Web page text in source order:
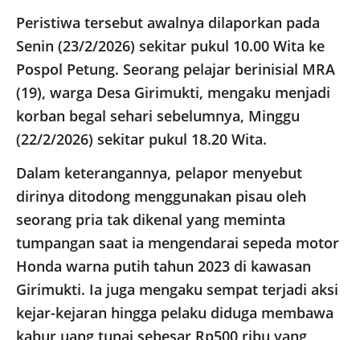
Peristiwa tersebut awalnya dilaporkan pada
Senin (23/2/2026) sekitar pukul 10.00 Wita ke
Pospol Petung. Seorang pelajar berinisial MRA
(19), warga Desa Girimukti, mengaku menjadi
korban begal sehari sebelumnya, Minggu
(22/2/2026) sekitar pukul 18.20 Wita.
Dalam keterangannya, pelapor menyebut
dirinya ditodong menggunakan pisau oleh
seorang pria tak dikenal yang meminta
tumpangan saat ia mengendarai sepeda motor
Honda warna putih tahun 2023 di kawasan
Girimukti. Ia juga mengaku sempat terjadi aksi
kejar-kejaran hingga pelaku diduga membawa
kabur uang tunai sebesar Rp500 ribu yang